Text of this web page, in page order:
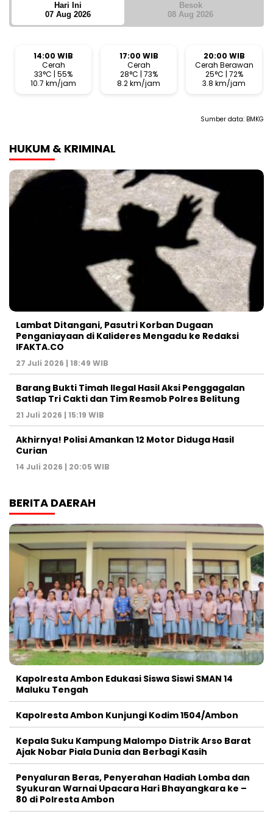
Hari Ini
07 Aug 2026
Besok
08 Aug 2026
14:00 WIB
Cerah
33°C | 55%
10.7 km/jam
17:00 WIB
Cerah
28°C | 73%
8.2 km/jam
20:00 WIB
Cerah Berawan
25°C | 72%
3.8 km/jam
Sumber data: BMKG
HUKUM & KRIMINAL
Lambat Ditangani, Pasutri Korban Dugaan
Penganiayaan di Kalideres Mengadu ke Redaksi
IFAKTA.CO
27 Juli 2026 | 18:49 WIB
Barang Bukti Timah Ilegal Hasil Aksi Penggagalan
Satlap Tri Cakti dan Tim Resmob Polres Belitung
21 Juli 2026 | 15:19 WIB
Akhirnya! Polisi Amankan 12 Motor Diduga Hasil
Curian
14 Juli 2026 | 20:05 WIB
BERITA DAERAH
Kapolresta Ambon Edukasi Siswa Siswi SMAN 14
Maluku Tengah
Kapolresta Ambon Kunjungi Kodim 1504/Ambon
Kepala Suku Kampung Malompo Distrik Arso Barat
Ajak Nobar Piala Dunia dan Berbagi Kasih
Penyaluran Beras, Penyerahan Hadiah Lomba dan
Syukuran Warnai Upacara Hari Bhayangkara ke –
80 di Polresta Ambon